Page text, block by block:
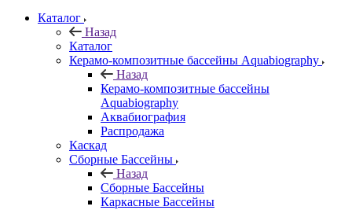
Каталог
Назад
Каталог
Керамо-композитные бассейны Aquabiography
Назад
Керамо-композитные бассейны
Aquabiography
Аквабиография
Распродажа
Каскад
Сборные Бассейны
Назад
Сборные Бассейны
Каркасные Бассейны